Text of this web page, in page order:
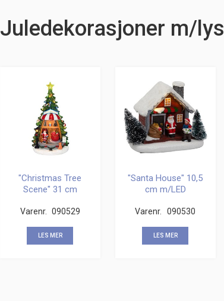
Juledekorasjoner m/lys
"Christmas Tree
Scene" 31 cm
Varenr. 090529
LES MER
"Santa House" 10,5
cm m/LED
Varenr. 090530
LES MER